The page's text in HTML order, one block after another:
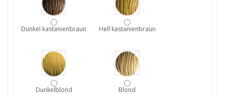
Dunkel kastanienbraun Hell kastanienbraun
Dunkelblond Blond